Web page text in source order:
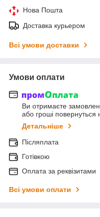
Нова Пошта
Доставка курьером
Всі умови доставки
Умови оплати
Ви отримаєте
або гроші повернуться
Детальніше
Післяплата
Готівкою
Оплата за реквізитами
Всі умови оплати